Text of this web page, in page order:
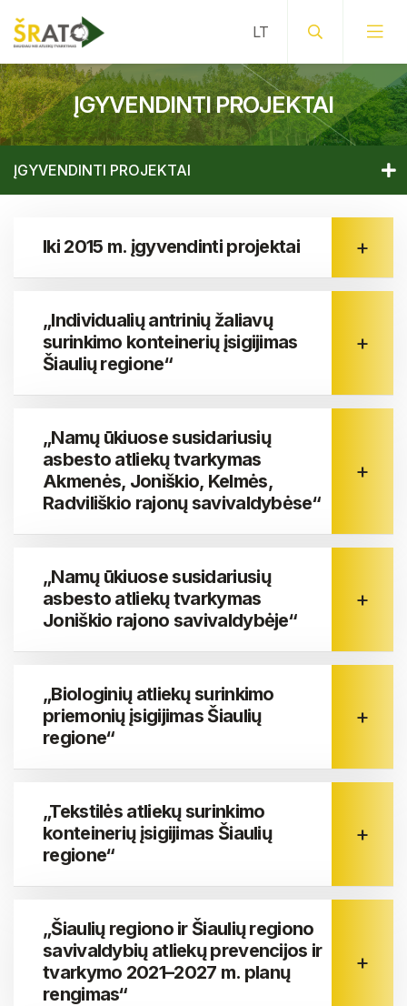
ĮGYVENDINTI PROJEKTAI
ĮGYVENDINTI PROJEKTAI
Iki 2015 m. įgyvendinti projektai
„Individualių antrinių žaliavų
surinkimo konteinerių įsigijimas
Šiaulių regione“
„Namų ūkiuose susidariusių
asbesto atliekų tvarkymas
Akmenės, Joniškio, Kelmės,
Radviliškio rajonų savivaldybėse“
„Namų ūkiuose susidariusių
asbesto atliekų tvarkymas
Joniškio rajono savivaldybėje“
„Biologinių atliekų surinkimo
priemonių įsigijimas Šiaulių
regione“
„Tekstilės atliekų surinkimo
konteinerių įsigijimas Šiaulių
regione“
„Šiaulių regiono ir Šiaulių regiono
savivaldybių atliekų prevencijos ir
tvarkymo 2021–2027 m. planų
rengimas“